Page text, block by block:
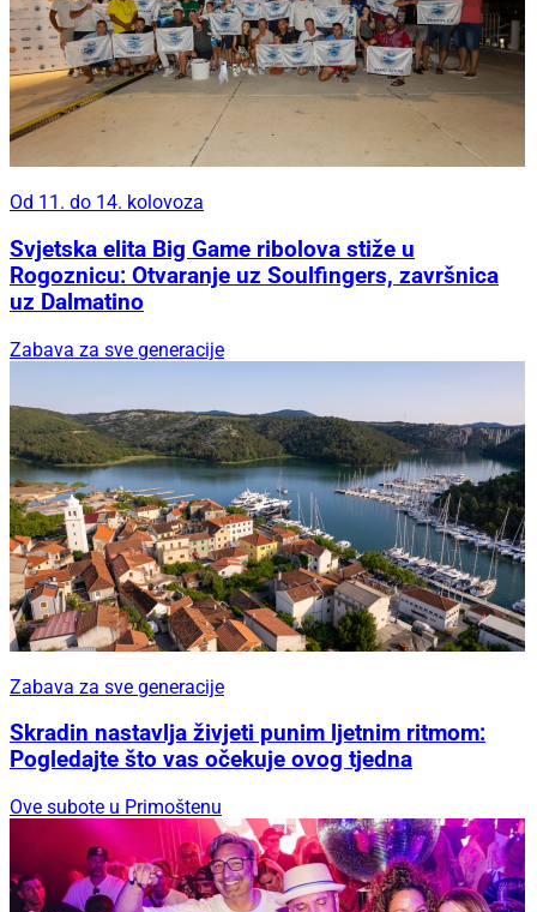
Od 11. do 14. kolovoza
Svjetska elita Big Game ribolova stiže u
Rogoznicu: Otvaranje uz Soulfingers, završnica
uz Dalmatino
Zabava za sve generacije
Zabava za sve generacije
Skradin nastavlja živjeti punim ljetnim ritmom:
Pogledajte što vas očekuje ovog tjedna
Ove subote u Primoštenu